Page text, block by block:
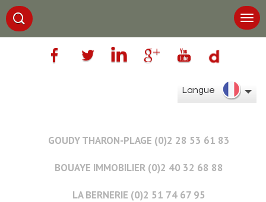
Langue
GOUDY THARON-PLAGE (0)2 28 53 61 83
BOUAYE IMMOBILIER (0)2 40 32 68 88
LA BERNERIE (0)2 51 74 67 95